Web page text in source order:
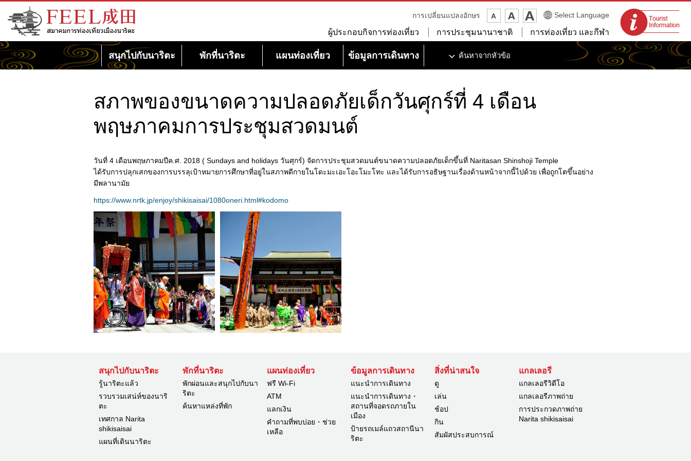
เว็บไซต์สมาคมการท่องเที่ยวเมืองนาริตะ
FEEL นาริตะ
จุดแนะนำนักท่อง
เที่ยว
การเปลี่ยนแปลงอักษร Select Language
ผู้ประกอบกิจการท่องเที่ยว การประชุมนานาชาติ การท่องเที่ยว และกีฬา
สนุกไปกับนาริตะ พักที่นาริตะ แผนท่องเที่ยว ข้อมูลการเดินทาง ค้นหาจากหัวข้อ
สภาพของขนาดความปลอดภัยเด็กวันศุกร์ที่ 4 เดือน
พฤษภาคมการประชุมสวดมนต์
วันที่ 4 เดือนพฤษภาคมปีค.ศ. 2018 ( Sundays and holidays วันศุกร์) จัดการประชุมสวดมนต์ขนาดความปลอดภัยเด็กขึ้นที่ Naritasan Shinshoji Temple
ได้รับการปลุกเสกของการบรรลุเป้าหมายการศึกษาที่อยู่ในสภาพดีกายในโดะมะเอะโอะโมะโทะ และได้รับการอธิษฐานเรื่องด้านหน้าจากนี้ไปด้วย เพื่อถูกโตขึ้นอย่าง
มีพลานามัย
https://www.nrtk.jp/enjoy/shikisaisai/1080oneri.html#kodomo
สนุกไปกับนาริตะ
รู้นาริตะแล้ว
รวบรวมเสน่ห์ของนาริ
ตะ
เทศกาล Narita
shikisaisai
แผนที่เดินนาริตะ
พักที่นาริตะ
พักผ่อนและสนุกไปกับนา
ริตะ
ค้นหาแหล่งที่พัก
แผนท่องเที่ยว
ฟรี Wi-Fi
ATM
แลกเงิน
คำถามที่พบบ่อย・ช่วย
เหลือ
ข้อมูลการเดินทาง
แนะนำการเดินทาง
แนะนำการเดินทาง・
สถานที่จอดรถภายใน
เมือง
ป้ายรถเมล์แถวสถานีนา
ริตะ
สิ่งที่น่าสนใจ
ดู
เล่น
ช้อป
กิน
สัมผัสประสบการณ์
แกลเลอรี
แกลเลอรีวิดีโอ
แกลเลอรีภาพถ่าย
การประกวดภาพถ่าย
Narita shikisaisai